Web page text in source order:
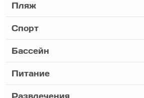
Пляж
Спорт
Бассейн
Питание
Развлечения